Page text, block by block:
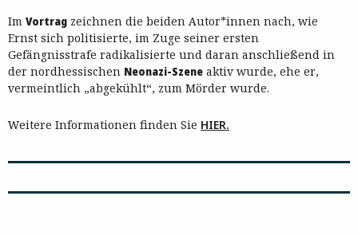
Im Vortrag zeichnen die beiden Autor*innen nach, wie
Ernst sich politisierte, im Zuge seiner ersten
Gefängnisstrafe radikalisierte und daran anschließend in
der nordhessischen Neonazi-Szene aktiv wurde, ehe er,
vermeintlich „abgekühlt“, zum Mörder wurde.
Weitere Informationen finden Sie HIER.